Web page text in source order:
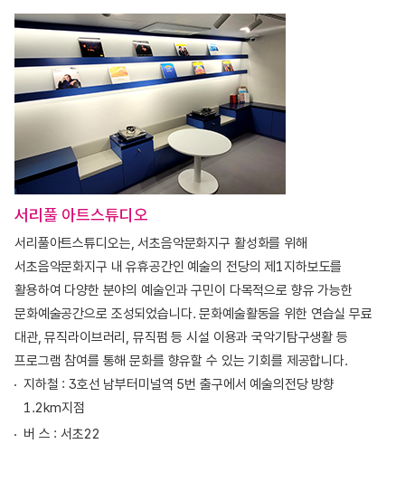
서리풀 아트스튜디오
서리풀아트스튜디오는, 서초음악문화지구 활성화를 위해
서초음악문화지구 내 유휴공간인 예술의 전당의 제1지하보도를
활용하여 다양한 분야의 예술인과 구민이 다목적으로 향유 가능한
문화예술공간으로 조성되었습니다. 문화예술활동을 위한 연습실 무료
대관, 뮤직라이브러리, 뮤직펌 등 시설 이용과 국악기탐구생활 등
프로그램 참여를 통해 문화를 향유할 수 있는 기회를 제공합니다.
지하철 : 3호선 남부터미널역 5번 출구에서 예술의전당 방향
1.2km지점
버 스 : 서초22